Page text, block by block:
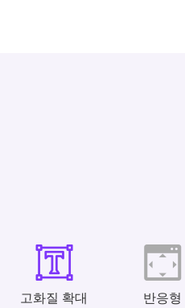
고화질 확대 반응형